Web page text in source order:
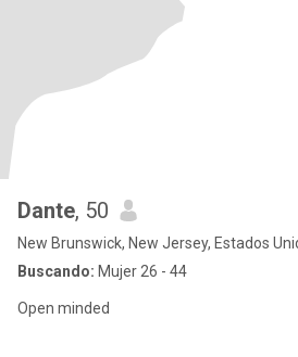
Dante, 50
New Brunswick, New Jersey, Estados
Buscando: Mujer 26 - 44
Open minded